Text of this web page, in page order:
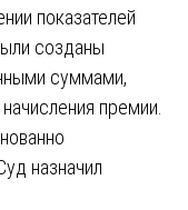
показателей
созданы
суммами,
премии.
назначил